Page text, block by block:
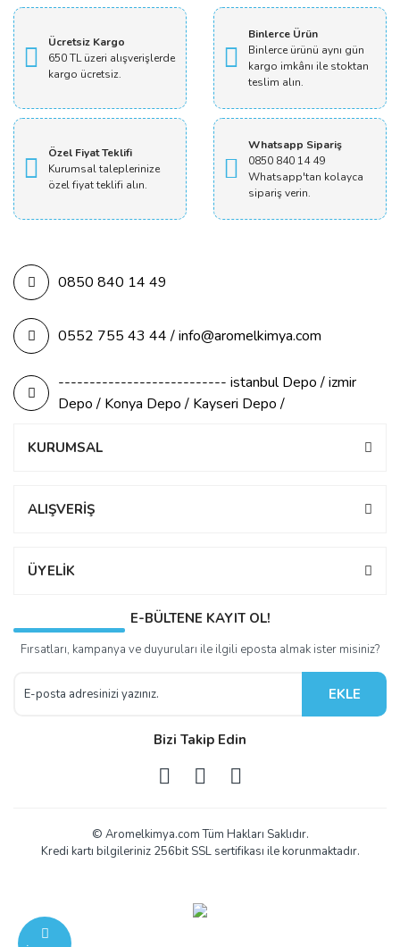
Ücretsiz Kargo
650 TL üzeri alışverişlerde
kargo ücretsiz.
Binlerce Ürün
Binlerce ürünü aynı gün
kargo imkânı ile stoktan
teslim alın.
Özel Fiyat Teklifi
Kurumsal taleplerinize
özel fiyat teklifi alın.
Whatsapp Sipariş
0850 840 14 49
Whatsapp'tan kolayca
sipariş verin.
0850 840 14 49
0552 755 43 44 / info@aromelkimya.com
--------------------------- istanbul Depo / izmir
Depo / Konya Depo / Kayseri Depo /
KURUMSAL
ALIŞVERİŞ
ÜYELİK
E-BÜLTENE KAYIT OL!
Fırsatları, kampanya ve duyuruları ile ilgili eposta almak ister misiniz?
EKLE
Bizi Takip Edin
© Aromelkimya.com Tüm Hakları Saklıdır.
Kredi kartı bilgileriniz 256bit SSL sertifikası ile korunmaktadır.